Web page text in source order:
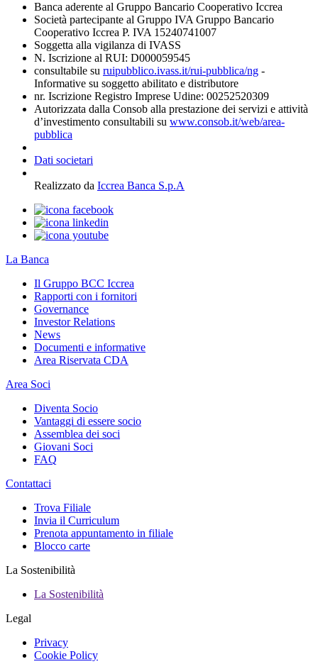
Banca aderente al Gruppo Bancario Cooperativo Iccrea
Società partecipante al Gruppo IVA Gruppo Bancario
Cooperativo Iccrea P. IVA 15240741007
Soggetta alla vigilanza di IVASS
N. Iscrizione al RUI: D000059545
consultabile su ruipubblico.ivass.it/rui-pubblica/ng -
Informative su soggetto abilitato e distributore
nr. Iscrizione Registro Imprese Udine: 00252520309
Autorizzata dalla Consob alla prestazione dei servizi e attività
d’investimento consultabili su www.consob.it/web/area-
pubblica
Dati societari
Realizzato da Iccrea Banca S.p.A
La Banca
Il Gruppo BCC Iccrea
Rapporti con i fornitori
Governance
Investor Relations
News
Documenti e informative
Area Riservata CDA
Area Soci
Diventa Socio
Vantaggi di essere socio
Assemblea dei soci
Giovani Soci
FAQ
Contattaci
Trova Filiale
Invia il Curriculum
Prenota appuntamento in filiale
Blocco carte
La Sostenibilità
La Sostenibilità
Legal
Privacy
Cookie Policy